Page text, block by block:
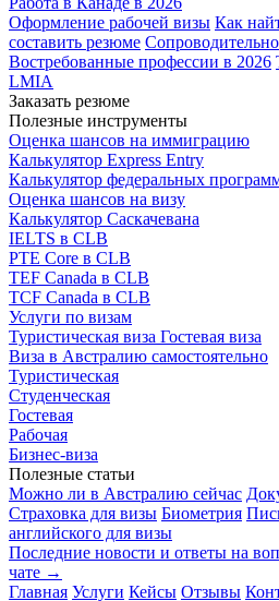
Оформление рабочей визы Как
составить резюме
Востребованные профессии в 2026
LMIA
Заказать резюме
Полезные инструменты
Оценка шансов на иммиграцию
Калькулятор Express Entry
Калькулятор федеральных
Оценка шансов на визу
Калькулятор Саскачевана
IELTS в CLB
PTE Core в CLB
TEF Canada в CLB
TCF Canada в CLB
Услуги по визам
Туристическая виза Гостевая виза
Виза в Австралию самостоятельно
Туристическая
Студенческая
Гостевая
Рабочая
Бизнес-виза
Полезные статьи
Можно ли в Австралию сейчас
Страховка для визы Биометрия
английского для визы
Последние новости и ответы на
чате →
Главная Услуги Кейсы Отзывы